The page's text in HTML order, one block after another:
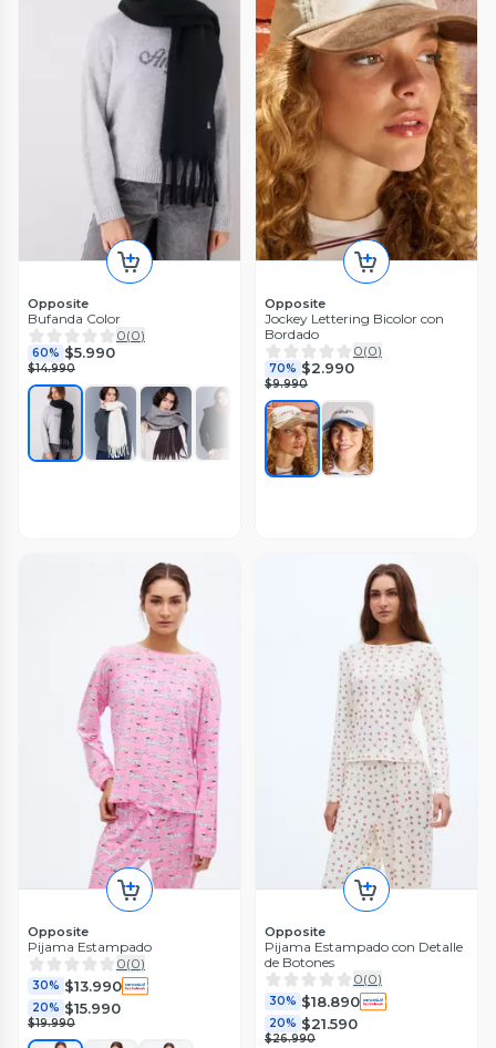
Opposite
Bufanda Color
0(0)
60% $5.990
$14.990
Opposite
Jockey Lettering Bicolor con
Bordado
0(0)
70% $2.990
$9.990
Opposite
Pijama Estampado
0(0)
30% $13.990
20% $15.990
$19.990
Opposite
Pijama Estampado con Detalle
de Botones
0(0)
30% $18.890
20% $21.590
$26.990